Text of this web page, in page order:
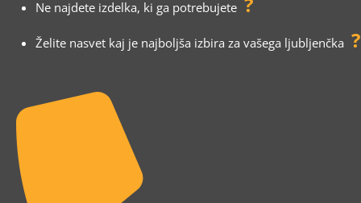
Ne najdete izdelka, ki ga potrebujete
Želite nasvet kaj je najboljša izbira za vašega ljubljenčka ?